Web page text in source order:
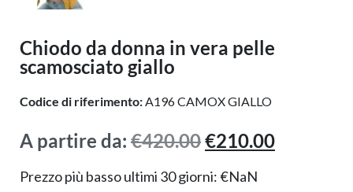
Chiodo da donna in vera pelle
scamosciato giallo
Codice di riferimento:A196 CAMOX GIALLO
A partire da: €420.00€210.00
Prezzo più basso ultimi 30 giorni:€NaN